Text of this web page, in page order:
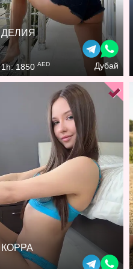
ДЕЛИЯ
1h: 1850 AED Дубай
КОРРА